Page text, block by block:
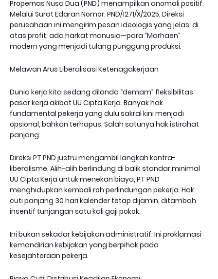
Propernas Nusa Dua (PND) menampilkan anomali positif.
Melalui Surat Edaran Nomor: PND/1271/X/2025, Direksi
perusahaan ini mengirim pesan ideologis yang jelas: di
atas profit, ada harkat manusia—para “Marhaen”
modern yang menjadi tulang punggung produksi.
Melawan Arus Liberalisasi Ketenagakerjaan
Dunia kerja kita sedang dilanda “demam” fleksibilitas
pasar kerja akibat UU Cipta Kerja. Banyak hak
fundamental pekerja yang dulu sakral kini menjadi
opsional, bahkan terhapus. Salah satunya hak istirahat
panjang.
Direksi PT PND justru mengambil langkah kontra-
liberalisme. Alih-alih berlindung di balik standar minimal
UU Cipta Kerja untuk menekan biaya, PT PND
menghidupkan kembali roh perlindungan pekerja. Hak
cuti panjang 30 hari kalender tetap dijamin, ditambah
insentif tunjangan satu kali gaji pokok.
Ini bukan sekadar kebijakan administratif. Ini proklamasi
kemandirian kebijakan yang berpihak pada
kesejahteraan pekerja.